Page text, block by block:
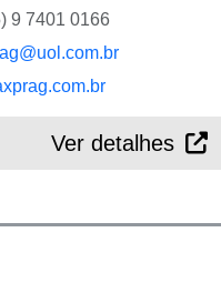
9 7401 0166
Ver detalhes